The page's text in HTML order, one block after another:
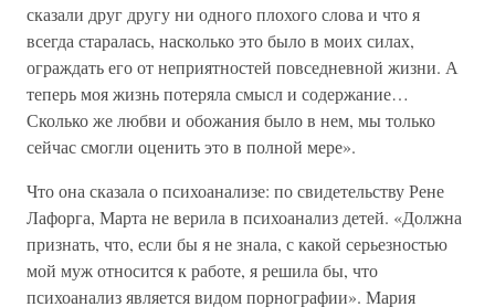
сказали друг другу ни одного плохого слова и что я
всегда старалась, насколько это было в моих силах,
ограждать его от неприятностей повседневной жизни. А
теперь моя жизнь потеряла смысл и содержание…
Сколько же любви и обожания было в нем, мы только
сейчас смогли оценить это в полной мере».
Что она сказала о психоанализе: по свидетельству Рене
Лафорга, Марта не верила в психоанализ детей. «Должна
признать, что, если бы я не знала, с какой серьезностью
мой муж относится к работе, я решила бы, что
психоанализ является видом порнографии». Мария